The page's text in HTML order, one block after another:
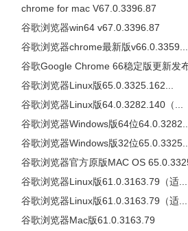
chrome for mac V67.0.3396.87
谷歌浏览器win64 v67.0.3396.87
谷歌浏览器chrome最新版v66.0.3359....
谷歌Google Chrome 66稳定版更新发
谷歌浏览器Linux版65.0.3325.162...
谷歌浏览器Linux版64.0.3282.140（...
谷歌浏览器Windows版64位64.0.3282...
谷歌浏览器Windows版32位65.0.3325...
谷歌浏览器官方原版MAC OS
谷歌浏览器Linux版61.0.3163.79（适...
谷歌浏览器Linux版61.0.3163.79（适...
谷歌浏览器Mac版61.0.3163.79